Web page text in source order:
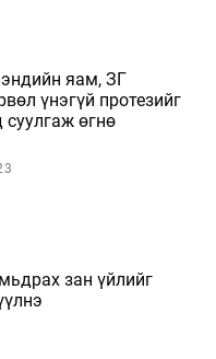
яам, ЗГ
үнэгүй протезийг
суулгаж өгнө
зан үйлийг